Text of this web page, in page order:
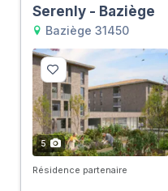
Serenly - Baziège
Baziège 31450
5
Résidence partenaire